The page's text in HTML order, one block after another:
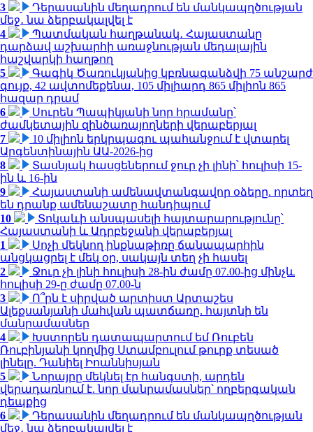
3
Դերասանին մեղադրում են մանկապղծության
մեջ․ նա ձերբակալվել է
4
Պատմական հաղթանակ․ Հայաստանը
դարձավ աշխարհի առաջնության մեդալային
հաշվարկի հաղթող
5
Գագիկ Ծառուկյանից կբռնագանձվի 75 անշարժ
գույք, 42 ավտոմեքենա, 105 միլիարդ 865 միլիոն 865
հազար դրամ
6
Սուրեն Պապիկյանի նոր հրամանը՝
ժամկետային զինծառայողների վերաբերյալ
7
10 միլիոն երկրպագու պահանջում է վտարել
Արգենտինային ԱԱ-2026-ից
8
Տասնյակ հասցեներում ջուր չի լինի՝ հուլիսի 15-
ին և 16-ին
9
Հայաստանի ամենավտանգավոր օձերը. որտեղ
են դրանք ամենաշատը հանդիպում
10
Տոկաևի անսպասելի հայտարարությունը՝
Հայաստանի և Ադրբեջանի վերաբերյալ
1
Սոչի մեկնող ինքնաթիռը ճանապարհին
անցկացրել է մեկ օր, սակայն տեղ չի հասել
2
Ջուր չի լինի հուլիսի 28-ին ժամը 07.00-ից մինչև
հուլիսի 29-ը ժամը 07.00-ն
3
Ո՞րն է սիրված արտիստ Արտաշես
Ալեքսանյանի մահվան պատճառը. հայտնի են
մանրամասներ
4
Խստորեն դատապարտում եմ Ռուբեն
Ռուբինյանի կողմից Ստամբուլում թուրք տեսած
լինելը. Դանիել Իոաննիսյան
5
Նորայրը մեկնել էր հանգստի, արդեն
վերադառնում է. նոր մանրամասներ՝ ողբերգական
դեպքից
6
Դերասանին մեղադրում են մանկապղծության
մեջ․ նա ձերբակալվել է